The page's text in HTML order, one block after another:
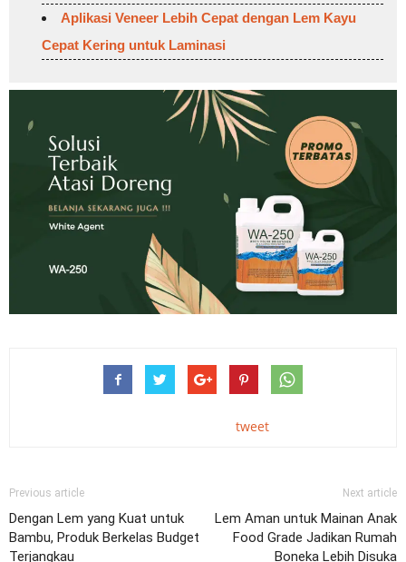
Aplikasi Veneer Lebih Cepat dengan Lem Kayu
Cepat Kering untuk Laminasi
tweet
Previous article
Dengan Lem yang Kuat untuk
Bambu, Produk Berkelas Budget
Terjangkau
Next article
Lem Aman untuk Mainan Anak
Food Grade Jadikan Rumah
Boneka Lebih Disuka